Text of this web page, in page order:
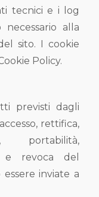
tecnici e i log
alla
sito. I cookie
Policy.
previsti dagli
rettifica,
portabilità,
e revoca del
essere inviate a